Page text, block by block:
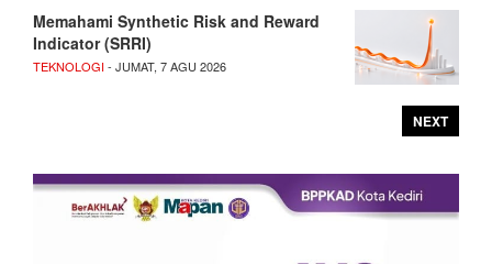
Memahami Synthetic Risk and Reward
Indicator (SRRI)
TEKNOLOGI- JUMAT, 7 AGU 2026
NEXT